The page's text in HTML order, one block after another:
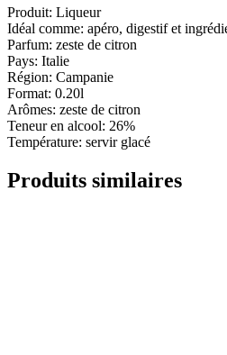
Produit: Liqueur
Idéal comme: apéro, digestif et
Parfum: zeste de citron
Pays: Italie
Région: Campanie
Format: 0.20l
Arômes: zeste de citron
Teneur en alcool: 26%
Température: servir glacé
Produits similaires